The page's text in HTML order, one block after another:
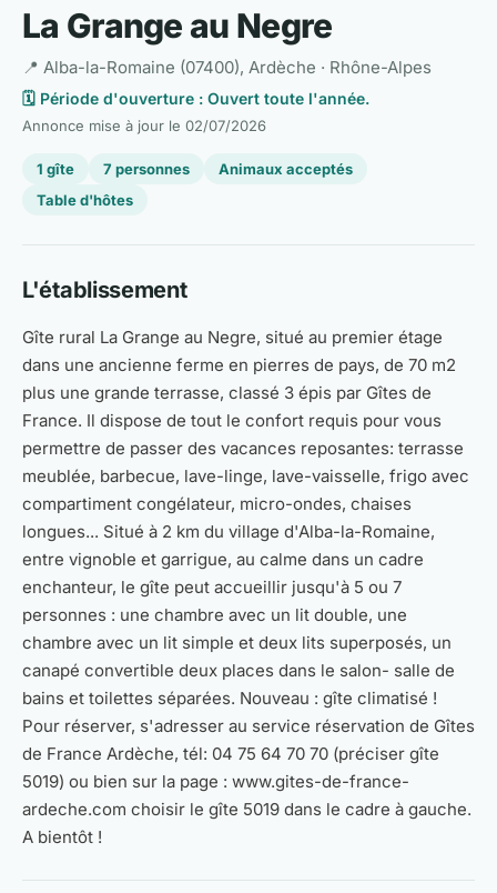
La Grange au Negre
📍 Alba-la-Romaine (07400), Ardèche · Rhône-Alpes
🗓️ Période d'ouverture : Ouvert toute l'année.
Annonce mise à jour le 02/07/2026
1 gîte 7 personnes
Animaux acceptés
Table d'hôtes
L'établissement
Gîte rural La Grange au Negre, situé au premier étage
dans une ancienne ferme en pierres de pays, de 70 m2
plus une grande terrasse, classé 3 épis par Gîtes de
France. Il dispose de tout le confort requis pour vous
permettre de passer des vacances reposantes: terrasse
meublée, barbecue, lave-linge, lave-vaisselle, frigo avec
compartiment congélateur, micro-ondes, chaises
longues... Situé à 2 km du village d'Alba-la-Romaine,
entre vignoble et garrigue, au calme dans un cadre
enchanteur, le gîte peut accueillir jusqu'à 5 ou 7
personnes : une chambre avec un lit double, une
chambre avec un lit simple et deux lits superposés, un
canapé convertible deux places dans le salon- salle de
bains et toilettes séparées. Nouveau : gîte climatisé !
Pour réserver, s'adresser au service réservation de Gîtes
de France Ardèche, tél: 04 75 64 70 70 (préciser gîte
5019) ou bien sur la page : www.gites-de-france-
ardeche.com choisir le gîte 5019 dans le cadre à gauche.
A bientôt !